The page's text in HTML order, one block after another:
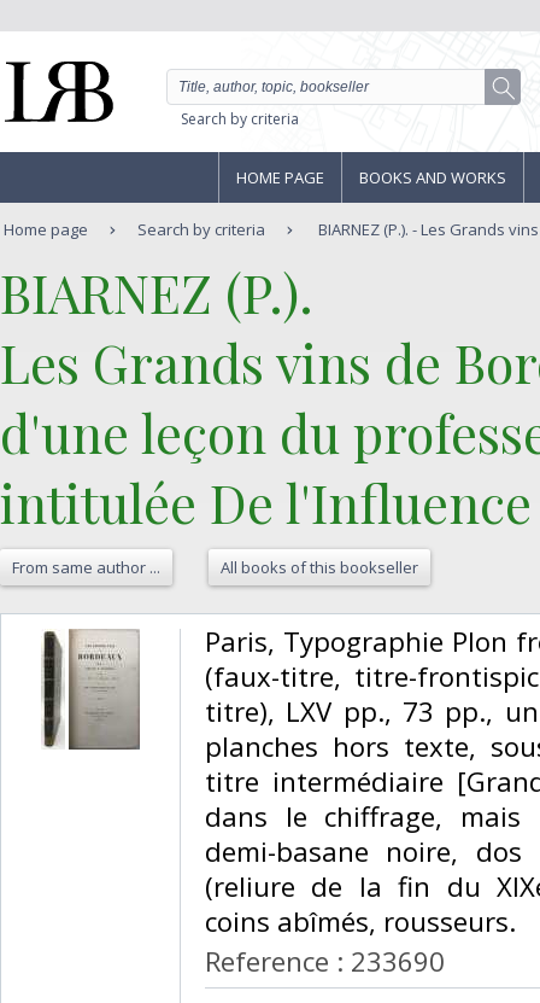
Search by criteria
HOME PAGE BOOKS AND WORKS
Home page Search by criteria BIARNEZ (P.). - Les Grands
‎BIARNEZ (P.).‎
‎Les Grands vins de
d'une leçon du
intitulée De
From same author ... All books of this bookseller
‎Paris, Typographie Plon
(faux-titre, titre-
titre), LXV pp., 73 pp.,
planches hors texte,
titre intermédiaire
dans le chiffrage, mais
demi-basane noire,
(reliure de la fin du
coins abîmés, rousseurs.‎
Reference : 233690